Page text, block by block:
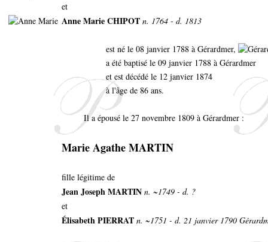
et
Anne Marie CHIPOT n. 1764 - d. 1813
est né le 08 janvier 1788 à Gérardmer,
a été baptisé le 09 janvier 1788 à Gérardmer
et est décédé le 12 janvier 1874
à l'âge de 86 ans.
Il a épousé le 27 novembre 1809 à Gérardmer :
Marie Agathe MARTIN
fille légitime de
Jean Joseph MARTIN n. ~1749 - d. ?
et
Élisabeth PIERRAT n. ~1751 - d. 21 janvier 1790